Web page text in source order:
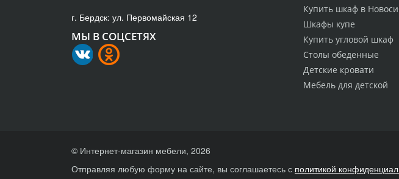
Купить шкаф в
Шкафы купе
Купить угловой шкаф
Столы обеденные
Детские кровати
Мебель для детской
г. Бердск: ул. Первомайская 12
МЫ В СОЦСЕТЯХ
© Интернет-магазин мебели, 2026
Отправляя любую форму на сайте, вы соглашаетесь с политикой